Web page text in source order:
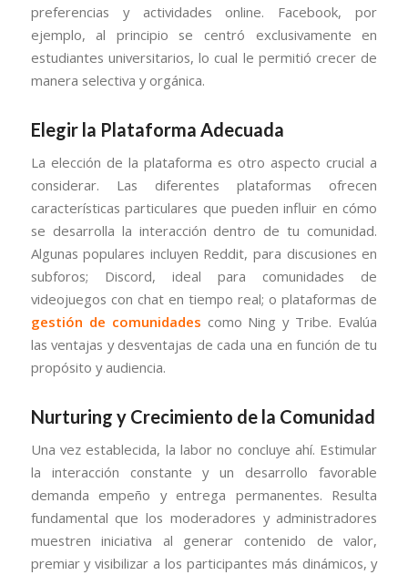
preferencias y actividades online. Facebook, por
ejemplo, al principio se centró exclusivamente en
estudiantes universitarios, lo cual le permitió crecer de
manera selectiva y orgánica.
Elegir la Plataforma Adecuada
La elección de la plataforma es otro aspecto crucial a
considerar. Las diferentes plataformas ofrecen
características particulares que pueden influir en cómo
se desarrolla la interacción dentro de tu comunidad.
Algunas populares incluyen Reddit, para discusiones en
subforos; Discord, ideal para comunidades de
videojuegos con chat en tiempo real; o plataformas de
gestión de comunidades como Ning y Tribe. Evalúa
las ventajas y desventajas de cada una en función de tu
propósito y audiencia.
Nurturing y Crecimiento de la Comunidad
Una vez establecida, la labor no concluye ahí. Estimular
la interacción constante y un desarrollo favorable
demanda empeño y entrega permanentes. Resulta
fundamental que los moderadores y administradores
muestren iniciativa al generar contenido de valor,
premiar y visibilizar a los participantes más dinámicos, y